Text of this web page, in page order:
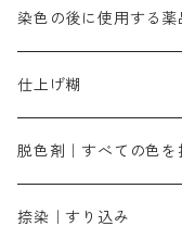
染料一覧ー100g入り
染料一覧ー500g入り
1kg
ピンクMB｜ピンク色
ローズMB｜鮮やかなピン
スカイブルーMG｜緑みの
グリーンMB｜緑色
ダークブロンMFB｜こげ茶
ブロンHNR｜こげ茶色
黒色系
ブラックMK（赤みの黒色）
ブラックMG（青みの黒色
白色系（定番の色合い
ネオホワイトR
ローダミンB｜赤紫色｜
摺込み刷毛（スリコミハ
ローケツ用筆｜1本～販売
ローケツ用筆ー10%off｜
洋型紙（9番手｜中薄
有償サンプル品｜約
洋型紙9番手｜中薄口｜
張木｜入荷待ち
伸子
型洗いブラシ
糊落とし剤｜ソルベン
濃染処理剤｜ソルバッ
染料の吸収促進剤
酢酸｜絹・羊毛・ナイロン
芒硝｜綿・麻の染色に使
染料のムラ染め抑制剤
アゾリン200％｜綿・麻
レオニールEHC｜反応染料
染料の浸透剤
ソルバライトS-70｜各種
染料の定着向上剤
染色の後に使用する薬
ソーピング剤｜未定着
ネオポールB－300｜反応
仕上げ剤｜柔軟・平滑
白場汚染防止剤
仕上げ糊
カルボキシメチルセ
海藻系
脱色剤｜すべての色を
脱色剤
捺染｜すり込み